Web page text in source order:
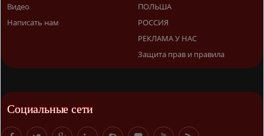
Видео
Написать нам
ПОЛЬША
РОССИЯ
РЕКЛАМА У НАС
Защита прав и правила
Социальные сети